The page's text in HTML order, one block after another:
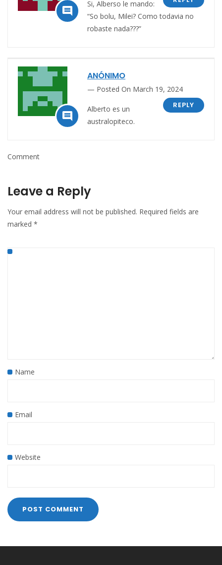

Si, Alberso le mando:
“So bolu, Milei? Como todavia no
robaste nada???”

ANÓNIMO
Posted On March 19, 2024
REPLY
Alberto es un
australopiteco.
Comment
Leave a Reply
Your email address will not be published. Required fields are
marked *
Name
Email
Website